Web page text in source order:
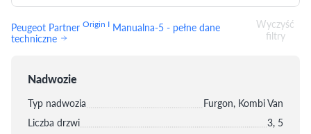
Peugeot Partner Origin I Manualna-5 - pełne dane
techniczne
Wyczyść
filtry
Nadwozie
Typ nadwozia
Furgon, Kombi Van
Liczba drzwi
3, 5